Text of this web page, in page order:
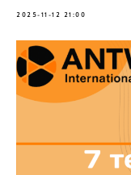
2025-11-12 21:00